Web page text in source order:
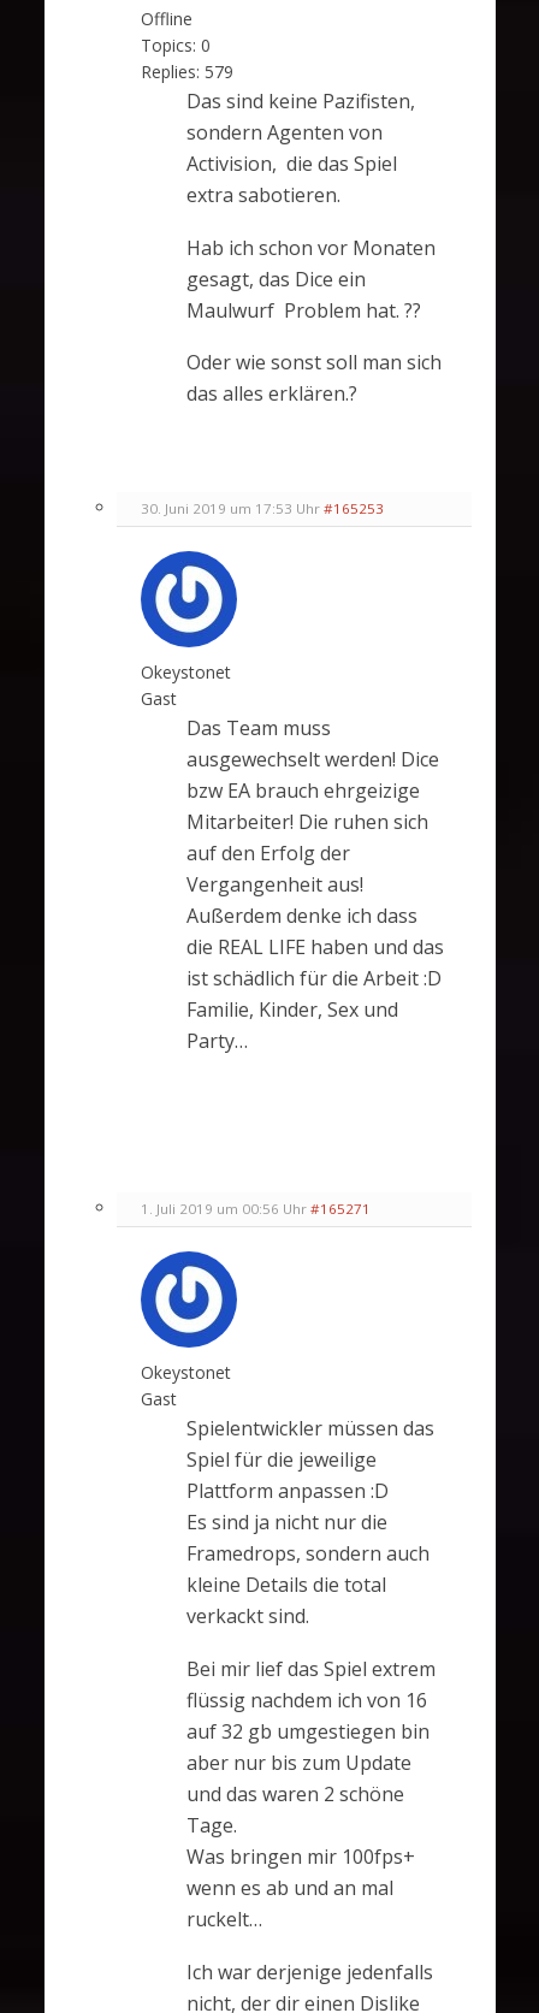
Offline
Topics: 0
Replies: 579
Das sind keine Pazifisten,
sondern Agenten von
Activision, die das Spiel
extra sabotieren.
Hab ich schon vor Monaten
gesagt, das Dice ein
Maulwurf Problem hat. ??
Oder wie sonst soll man sich
das alles erklären.?
30. Juni 2019 um 17:53 Uhr #165253
Okeystonet
Gast
Das Team muss
ausgewechselt werden! Dice
bzw EA brauch ehrgeizige
Mitarbeiter! Die ruhen sich
auf den Erfolg der
Vergangenheit aus!
Außerdem denke ich dass
die REAL LIFE haben und das
ist schädlich für die Arbeit :D
Familie, Kinder, Sex und
Party…
1. Juli 2019 um 00:56 Uhr #165271
Okeystonet
Gast
Spielentwickler müssen das
Spiel für die jeweilige
Plattform anpassen :D
Es sind ja nicht nur die
Framedrops, sondern auch
kleine Details die total
verkackt sind.
Bei mir lief das Spiel extrem
flüssig nachdem ich von 16
auf 32 gb umgestiegen bin
aber nur bis zum Update
und das waren 2 schöne
Tage.
Was bringen mir 100fps+
wenn es ab und an mal
ruckelt…
Ich war derjenige jedenfalls
nicht, der dir einen Dislike